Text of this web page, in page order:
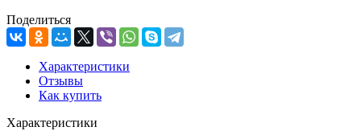
Поделиться
Характеристики
Отзывы
Как купить
Характеристики